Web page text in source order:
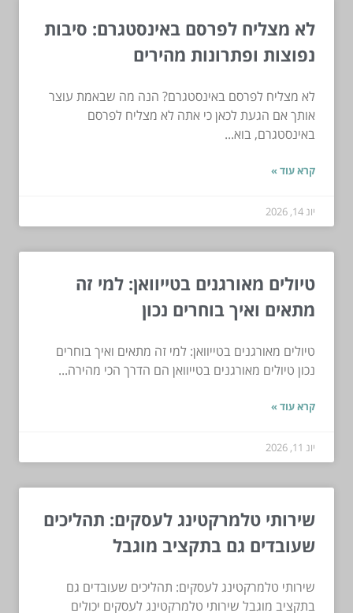
לא מצליח לפרסם באינסטגרם: סיבות
נפוצות ופתרונות מהירים
לא מצליח לפרסם באינסטגרם? הנה מה שבאמת עוצר
אותך אם הגעת לכאן כי אתה לא מצליח לפרסם
באינסטגרם, בוא...
קרא עוד »
יונ 14, 2026
טיולים מאורגנים בטייוואן: למי זה
מתאים ואיך בוחרים נכון
טיולים מאורגנים בטייוואן: למי זה מתאים ואיך בוחרים
נכון טיולים מאורגנים בטייוואן הם הדרך הכי מהירה...
קרא עוד »
יונ 11, 2026
שירותי טלמרקטינג לעסקים: תהליכים
שעובדים גם בתקציב מוגבל
שירותי טלמרקטינג לעסקים: תהליכים שעובדים גם
בתקציב מוגבל שירותי טלמרקטינג לעסקים יכולים